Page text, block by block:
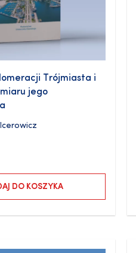
Trójmiasta i
jego
DO KOSZYKA